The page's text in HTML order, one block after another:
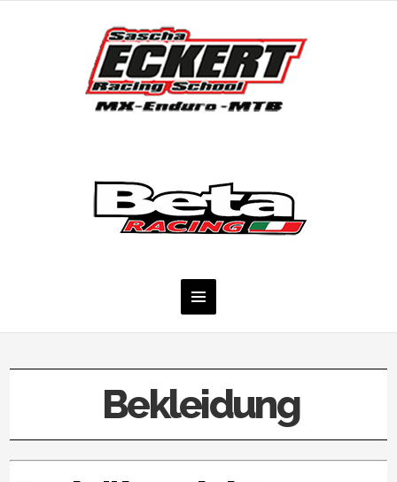
Bekleidung